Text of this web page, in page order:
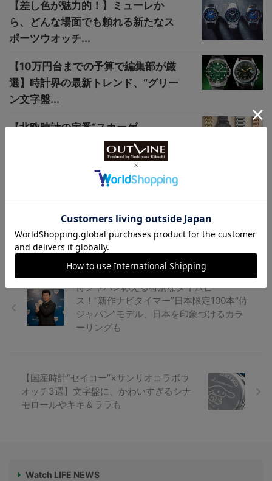
【差し色が魅力的！】ミューレか
ら、どんな場面でも頼れる新たなス
ポーツウオッチ...
【10万円台までの予算で編集部が厳
選】時計界の最新トレンド、“グリー
ン文字盤...
【北欧時計の定番“スカーゲ
ン”】“SIGNATUR”に新型ブレスレッ
【Q91】デイト表示が半目の状態
に。中で何が起きている？＜時計の
トラブル編＞
侍ジャパン称える特別なタイムピー
ス！“新作ナビタイマー”日本限定100本“侍
ジャパン”モデル、日本を印象づけるカラ
ーリングも
【国産時計“セイコー”×サンリオコラボウ
オッチ3選】文字盤に、かわいすぎるシナ
モロールやキキ＆ララも
Watch LIFE NEWS